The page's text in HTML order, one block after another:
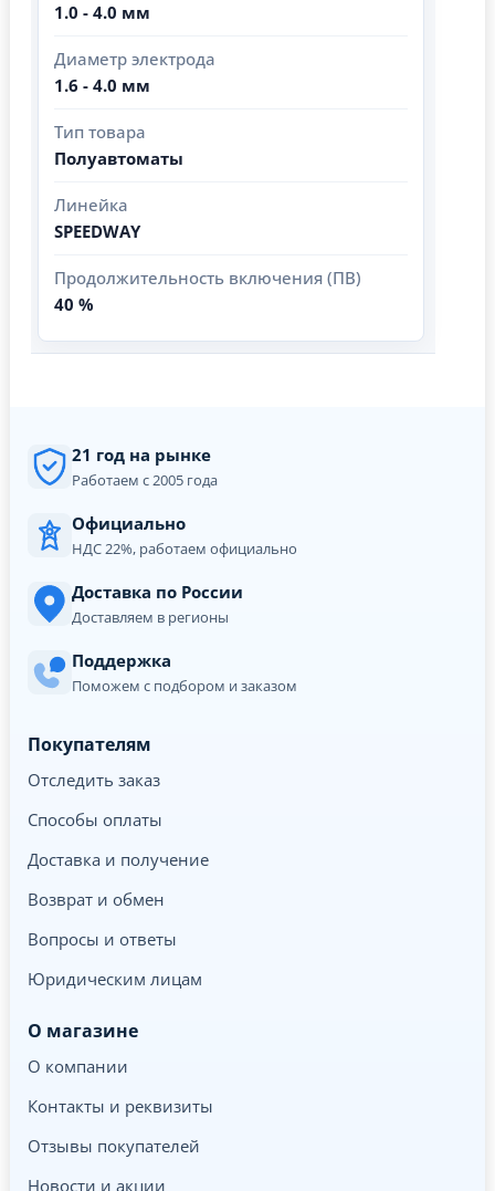
1.0 - 4.0 мм
Диаметр электрода
1.6 - 4.0 мм
Тип товара
Полуавтоматы
Линейка
SPEEDWAY
Продолжительность включения (ПВ)
40 %
21 год на рынке
Работаем с 2005 года
Официально
НДС 22%, работаем официально
Доставка по России
Доставляем в регионы
Поддержка
Поможем с подбором и заказом
Покупателям
Отследить заказ
Способы оплаты
Доставка и получение
Возврат и обмен
Вопросы и ответы
Юридическим лицам
О магазине
О компании
Контакты и реквизиты
Отзывы покупателей
Новости и акции